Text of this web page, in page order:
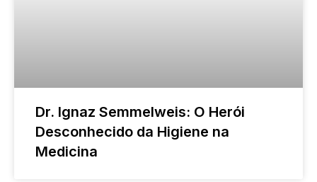
Dr. Ignaz Semmelweis: O Herói
Desconhecido da Higiene na
Medicina